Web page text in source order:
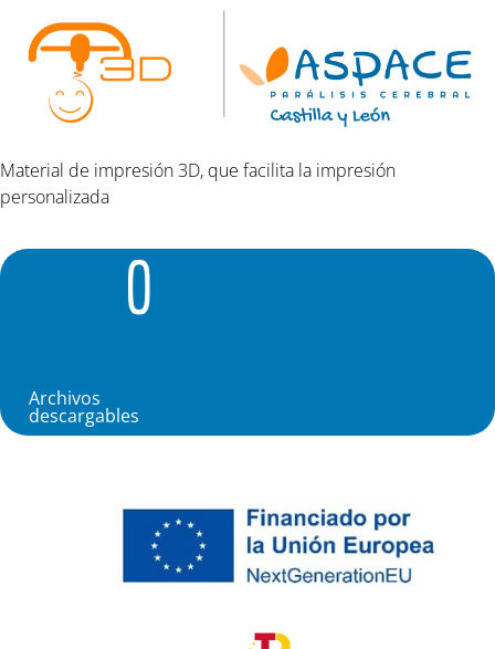
Material de impresión 3D, que facilita la impresión
personalizada
0
Archivos
descargables